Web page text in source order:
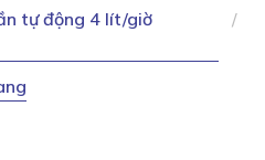
tự động 4 lít/giờ